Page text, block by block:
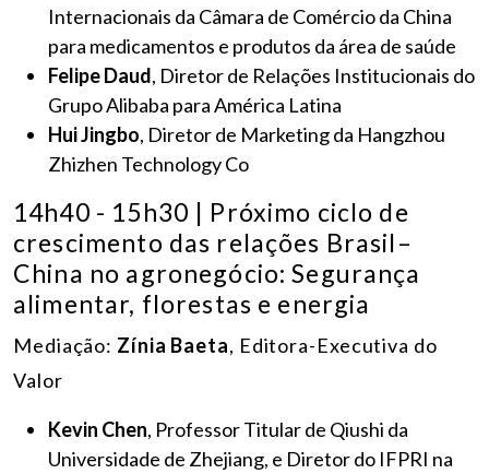
Internacionais da Câmara de Comércio da China
para medicamentos e produtos da área de saúde
Felipe Daud, Diretor de Relações Institucionais do
Grupo Alibaba para América Latina
Hui Jingbo, Diretor de Marketing da Hangzhou
Zhizhen Technology Co
14h40 - 15h30 | Próximo ciclo de
crescimento das relações Brasil–
China no agronegócio: Segurança
alimentar, florestas e energia
Mediação: Zínia Baeta, Editora-Executiva do
Valor
Kevin Chen, Professor Titular de Qiushi da
Universidade de Zhejiang, e Diretor do IFPRI na